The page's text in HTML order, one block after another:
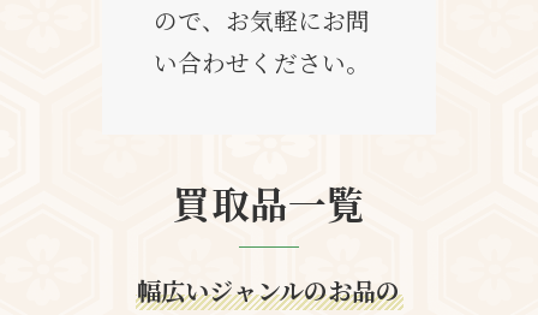
ので、お気軽にお問
い合わせください。
買取品一覧
幅広いジャンルのお品の